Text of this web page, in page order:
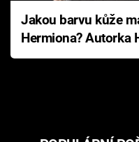
Jakou barvu kůže
Hermiona? Autorka
Pottera přišla s